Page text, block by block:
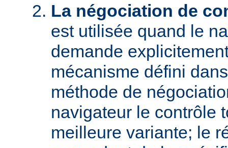
La négociation de
est utilisée quand le
demande
mécanisme défini
méthode de
navigateur le contrôle
meilleure variante; le